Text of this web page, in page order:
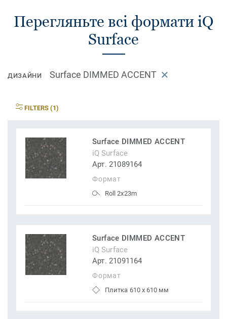
Перегляньте всі формати iQ
Surface
ДИЗАЙНИ Surface DIMMED ACCENT
FILTERS (1)
Surface DIMMED ACCENT
iQ Surface
Арт. 21089164
Формат
Roll 2x23m
Surface DIMMED ACCENT
iQ Surface
Арт. 21091164
Формат
Плитка 610 x 610 мм